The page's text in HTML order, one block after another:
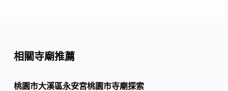
相關寺廟推薦
桃園市大溪區永安宮桃園市寺廟探索